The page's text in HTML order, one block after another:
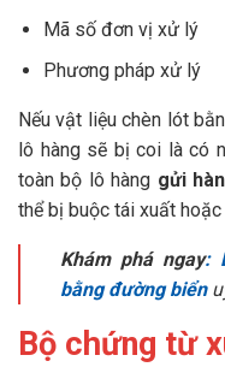
Mã số đơn vị xử lý
Phương pháp xử lý
Nếu vật liệu chèn lót
lô hàng sẽ bị coi là có
toàn bộ lô hàng gửi
thể bị buộc tái xuất
Khám phá ngay:
bằng đường biển
Bộ chứng từ